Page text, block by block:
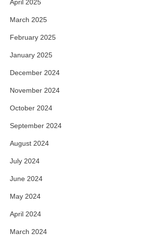
April 2025
March 2025
February 2025
January 2025
December 2024
November 2024
October 2024
September 2024
August 2024
July 2024
June 2024
May 2024
April 2024
March 2024